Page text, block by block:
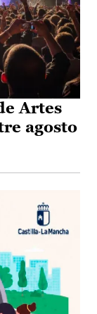
Artes
agosto